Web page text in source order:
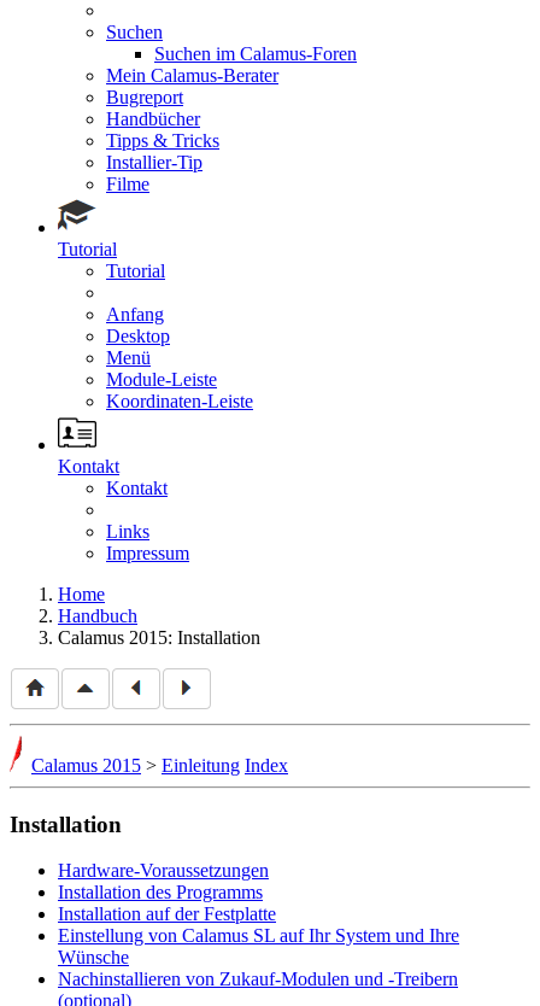
Suchen
Suchen im Calamus-Foren
Mein Calamus-Berater
Bugreport
Handbücher
Tipps & Tricks
Installier-Tip
Filme
Tutorial
Tutorial
Anfang
Desktop
Menü
Module-Leiste
Koordinaten-Leiste
Kontakt
Kontakt
Links
Impressum
Home
Handbuch
Calamus 2015: Installation
Calamus 2015 > Einleitung Index
Installation
Hardware-Voraussetzungen
Installation des Programms
Installation auf der Festplatte
Einstellung von Calamus SL auf Ihr System und Ihre
Wünsche
Nachinstallieren von Zukauf-Modulen und -Treibern
(optional)